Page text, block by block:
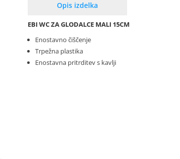
Opis izdelka
EBI WC ZA GLODALCE MALI 15CM
Enostavno čiščenje
Trpežna plastika
Enostavna pritrditev s kavlji